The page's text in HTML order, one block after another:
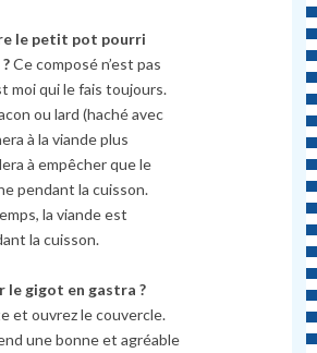
le petit pot pourri
?Ce composé n’est pas
moi qui le fais toujours.
ou lard (haché avec
à la viande plus
à empêcher que le
pendant la cuisson.
la viande est
la cuisson.
le gigot en gastra ?
et ouvrez le couvercle.
une bonne et agréable